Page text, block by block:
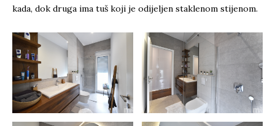
kada, dok druga ima tuš koji je odijeljen staklenom stijenom.